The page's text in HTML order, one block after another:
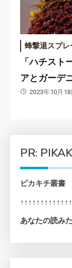
蜂撃退スプレ
「ハチス
アとガーデ
2023年10月18
PR:
ピカキチ叢書
↑↑↑↑↑↑↑↑↑↑↑↑↑
あなたの読み